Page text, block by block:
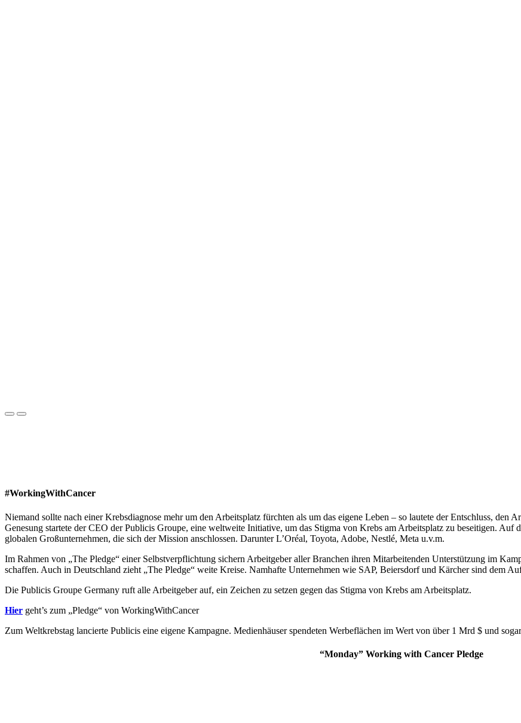
#WorkingWithCancer
Niemand sollte nach einer Krebsdiagnose mehr um den Arbeitsplatz fürchten als um das eigene Leben – so lautete der Entschluss, den
Genesung startete der CEO der Publicis Groupe, eine weltweite Initiative, um das Stigma von Krebs am Arbeitsplatz zu beseitigen.
globalen Großunternehmen, die sich der Mission anschlossen. Darunter L’Oréal, Toyota, Adobe, Nestlé, Meta u.v.m.
Im Rahmen von „The Pledge“ einer Selbstverpflichtung sichern Arbeitgeber aller Branchen ihren Mitarbeitenden Unterstützung im
schaffen. Auch in Deutschland zieht „The Pledge“ weite Kreise. Namhafte Unternehmen wie SAP, Beiersdorf und Kärcher sind dem
Die Publicis Groupe Germany ruft alle Arbeitgeber auf, ein Zeichen zu setzen gegen das Stigma von Krebs am Arbeitsplatz.
Hier geht’s zum „Pledge“ von WorkingWithCancer
Zum Weltkrebstag lancierte Publicis eine eigene Kampagne. Medienhäuser spendeten Werbeflächen im Wert von über 1 Mrd $ und
“Monday” Working with Cancer Pledge